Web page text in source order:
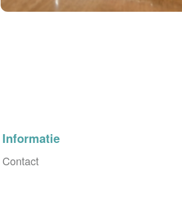
Informatie
Contact